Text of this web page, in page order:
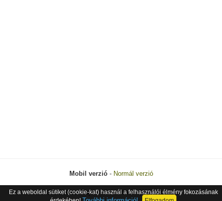
Mobil verzió- Normál verzió
© 2026 Next Project Kft. - Minden jog fenntartva.
Ez a weboldal sütiket (cookie-kat) használ a felhasználói élmény fokozásának